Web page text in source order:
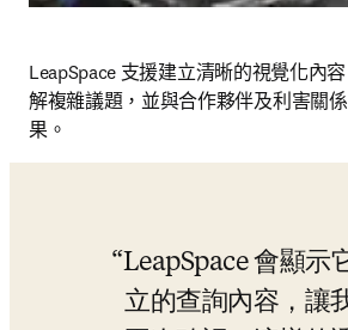
LeapSpace 支援建立清晰的視覺化內
解複雜議題，並與合作夥伴及利害關
果。
LeapSpace 會顯示
立的查詢內容，讓